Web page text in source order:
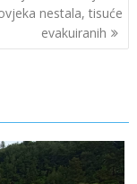
nestala, tisuće
evakuiranih